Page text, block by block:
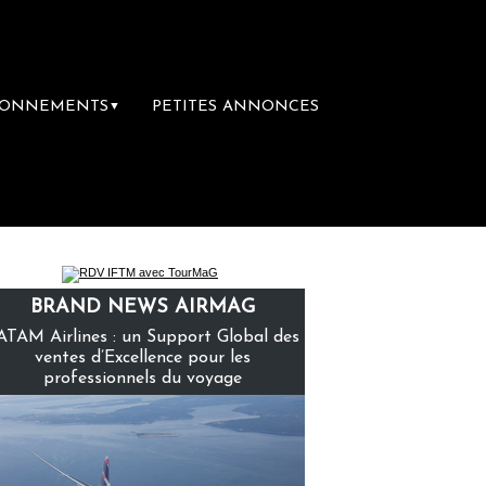
▼ PETITES ANNONCES
voyage Le groupe Sainte-Claire
BRAND NEWS AIRMAG
Airlines : un Support Global des
ventes d’Excellence pour les
professionnels du voyage